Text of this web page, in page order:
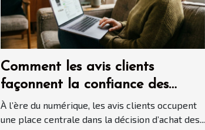
Comment les avis clients
façonnent la confiance des
consommateurs en ligne ?
À l’ère du numérique, les avis clients occupent
une place centrale dans la décision d’achat des...